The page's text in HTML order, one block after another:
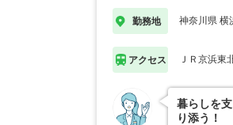
勤務地 神奈川県 横
アクセス ＪＲ京浜東
暮らしを
り添う！